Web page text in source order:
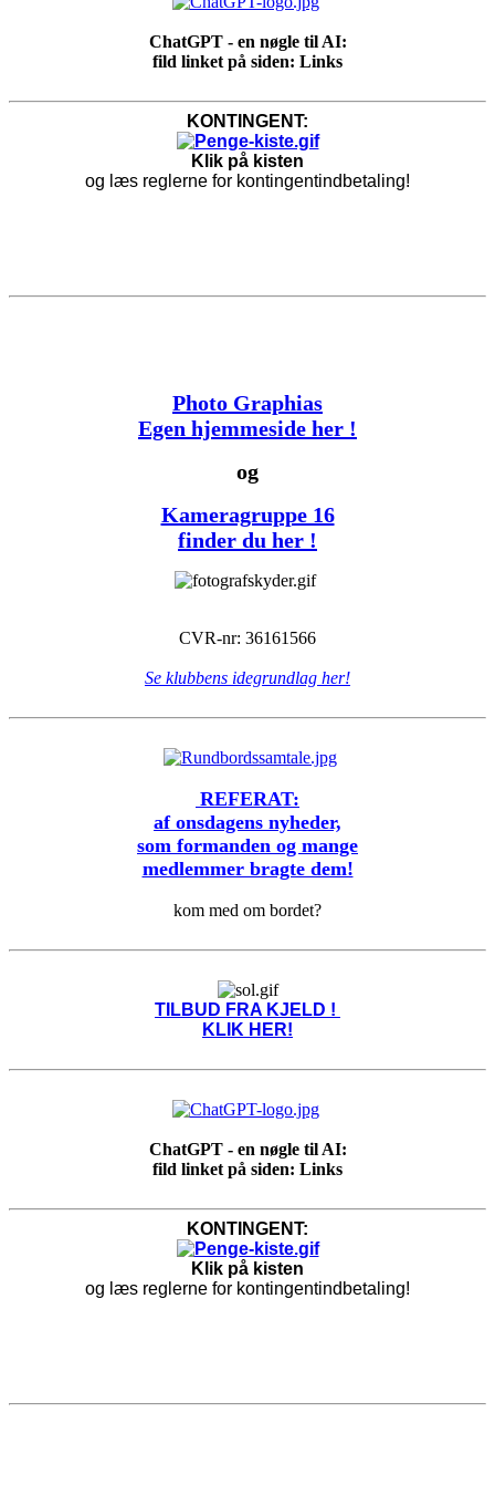
ChatGPT - en nøgle til AI:
fild linket på siden: Links
KONTINGENT:
Klik på kisten
og læs reglerne for kontingentindbetaling!
Photo Graphias
Egen hjemmeside her !
og
Kameragruppe 16
finder du her !
CVR-nr: 36161566
Se klubbens idegrundlag her!
REFERAT:
af onsdagens nyheder,
som formanden og mange
medlemmer bragte dem!
kom med om bordet?
TILBUD FRA KJELD !
KLIK HER!
ChatGPT - en nøgle til AI:
fild linket på siden: Links
KONTINGENT:
Klik på kisten
og læs reglerne for kontingentindbetaling!